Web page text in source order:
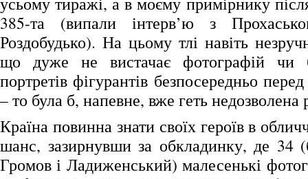
385-та (випали інтерв’ю з
Роздобудько). На цьому тлі навіть
що дуже не вистачає фотографій чи
портретів фігурантів безпосередньо
– то була б, напевне, вже геть недозволена
Країна повинна знати своїх героїв в
шанс, зазирнувши за обкладинку, де 34
Громов і Ладиженський) малесенькі